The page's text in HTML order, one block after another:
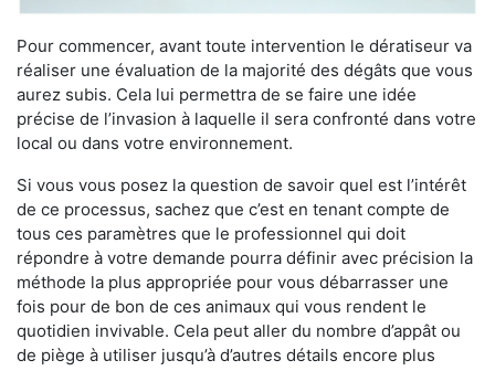
Pour commencer, avant toute intervention le dératiseur va
réaliser une évaluation de la majorité des dégâts que vous
aurez subis. Cela lui permettra de se faire une idée
précise de l’invasion à laquelle il sera confronté dans votre
local ou dans votre environnement.
Si vous vous posez la question de savoir quel est l’intérêt
de ce processus, sachez que c’est en tenant compte de
tous ces paramètres que le professionnel qui doit
répondre à votre demande pourra définir avec précision la
méthode la plus appropriée pour vous débarrasser une
fois pour de bon de ces animaux qui vous rendent le
quotidien invivable. Cela peut aller du nombre d’appât ou
de piège à utiliser jusqu’à d’autres détails encore plus